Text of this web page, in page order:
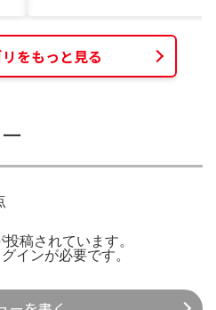
をもっと見る
稿されています。
グインが必要です。